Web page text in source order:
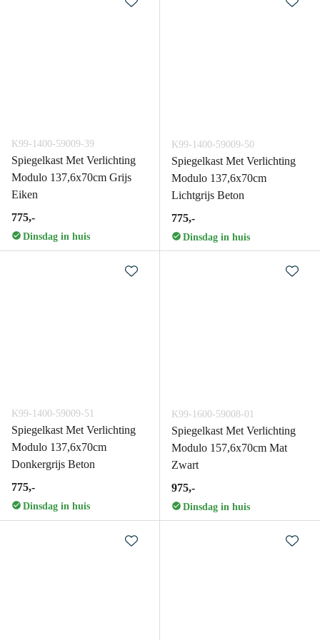
K99-1400-59009-39
Spiegelkast Met Verlichting
Modulo 137,6x70cm Grijs
Eiken
775,-
Dinsdag in huis
K99-1400-59009-50
Spiegelkast Met Verlichting
Modulo 137,6x70cm
Lichtgrijs Beton
775,-
Dinsdag in huis
K99-1400-59009-51
Spiegelkast Met Verlichting
Modulo 137,6x70cm
Donkergrijs Beton
775,-
Dinsdag in huis
K99-1600-59008-01
Spiegelkast Met Verlichting
Modulo 157,6x70cm Mat
Zwart
975,-
Dinsdag in huis